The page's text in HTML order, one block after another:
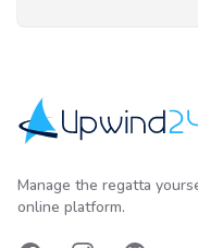
Manage the regatta
online platform.